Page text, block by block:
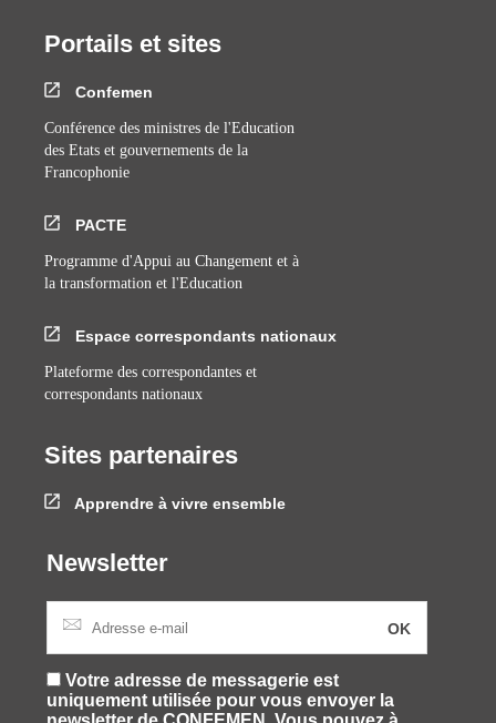
Portails et sites
Confemen
Conférence des ministres de l'Education
des Etats et gouvernements de la
Francophonie
PACTE
Programme d'Appui au Changement et à
la transformation et l'Education
Espace correspondants nationaux
Plateforme des correspondantes et
correspondants nationaux
Sites partenaires
Apprendre à vivre ensemble
Newsletter
Votre adresse de messagerie est
uniquement utilisée pour vous envoyer la